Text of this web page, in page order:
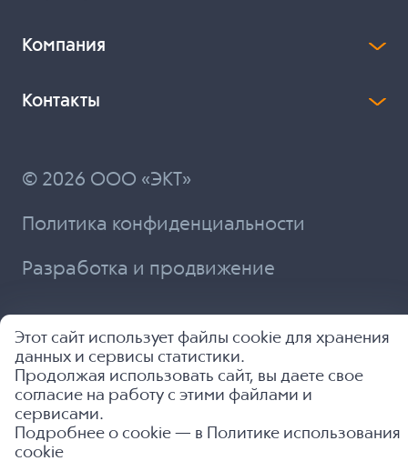
Компания
Контакты
© 2026 ООО «ЭКТ»
Политика конфиденциальности
Разработка и продвижение
Этот сайт использует файлы cookie для хранения
данных и сервисы статистики.
Продолжая использовать сайт, вы даете свое
согласие на работу с этими файлами и
сервисами.
Подробнее о cookie — в
Политике использования
cookie